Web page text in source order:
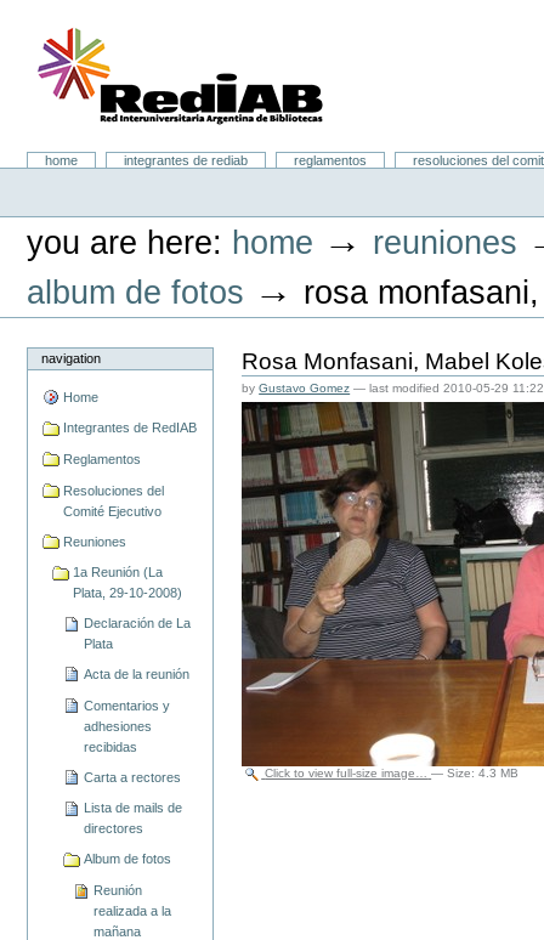
content.
Portal RedIAB
Sectionshome integrantes de rediab reglamentos
resoluciones del
you are here: home → reuniones
album de fotos → rosa
navigation
Home
Integrantes de RedIAB
Reglamentos
Resoluciones del
Comité Ejecutivo
Reuniones
1a Reunión (La
Plata, 29-10-2008)
Declaración de La
Plata
Acta de la reunión
Comentarios y
adhesiones
recibidas
Carta a rectores
Lista de mails de
directores
Album de fotos
Reunión
realizada a la
mañana
Rosa Monfasani, Mabel
byGustavo Gomez — last modified2010-05-29 11:22
Click to view full-size image… —Size:4.3 MB